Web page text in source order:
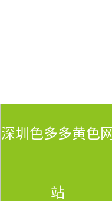
深圳色多多黄色网
站